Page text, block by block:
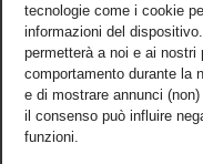
tecnologie come i cookie
informazioni del
permetterà a noi e ai nostri
comportamento durante la
e di mostrare annunci
il consenso può influire
funzioni.